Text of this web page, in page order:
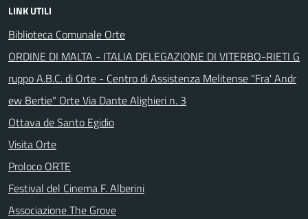
LINK UTILI
Biblioteca Comunale Orte
ORDINE DI MALTA - ITALIA DELEGAZIONE DI VITERBO-RIETI G
ruppo A.B.C. di Orte - Centro di Assistenza Melitense "Fra' Andr
ew Bertie" Orte Via Dante Alighieri n. 3
Ottava de Santo Egidio
Visita Orte
Proloco ORTE
Festival del Cinema F. Alberini
Associazione The Grove